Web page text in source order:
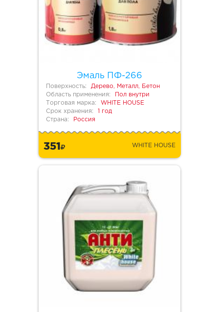
Эмаль ПФ-266
Поверхность:
Дерево, Металл, Бетон
Область применения:
Пол внутри
Торговая марка:
WHITE HOUSE
Срок хранения:
1 год
Страна:
Россия
351 WHITE HOUSE